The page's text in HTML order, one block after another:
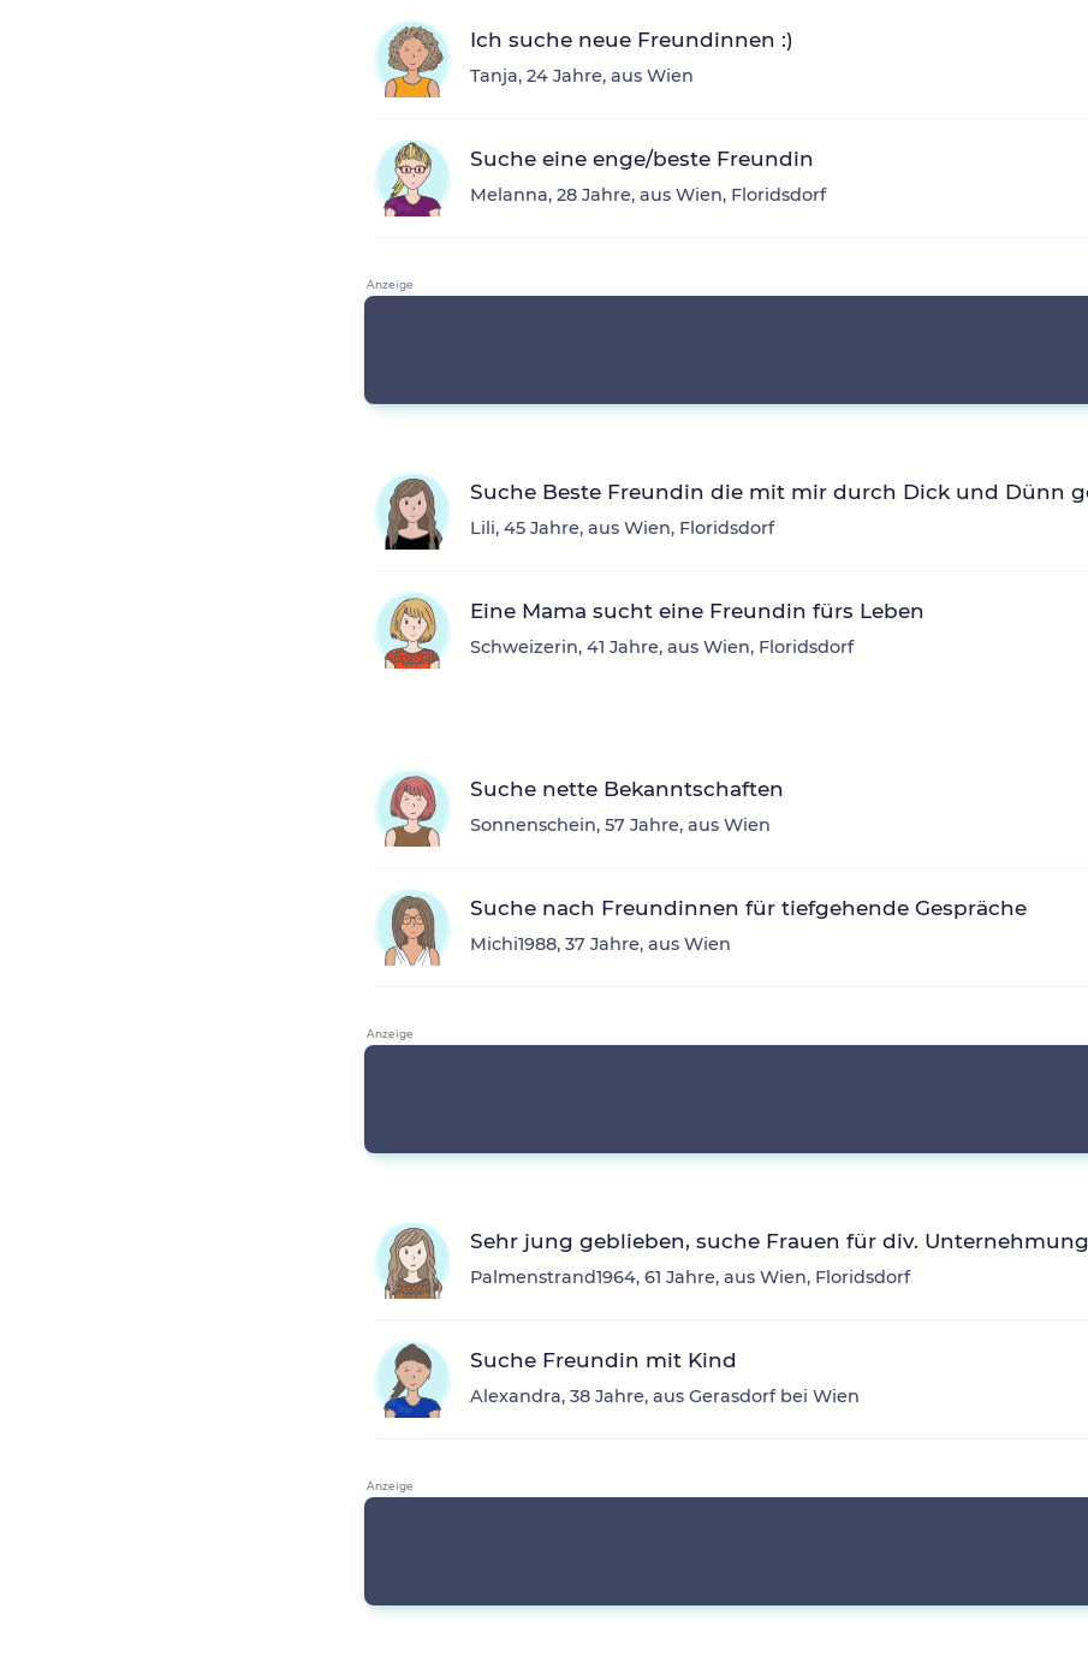
Ich suche neue Freundinnen :)
Tanja, 24 Jahre, aus Wien
Suche eine enge/beste Freundin
Melanna, 28 Jahre, aus Wien, Floridsdorf
Suche Beste Freundin die mit mir durch Dick und Dünn
Lili, 45 Jahre, aus Wien, Floridsdorf
Eine Mama sucht eine Freundin fürs Leben
Schweizerin, 41 Jahre, aus Wien, Floridsdorf
Suche nette Bekanntschaften
Sonnenschein, 57 Jahre, aus Wien
Suche nach Freundinnen für tiefgehende Gespräche
Michi1988, 37 Jahre, aus Wien
Sehr jung geblieben, suche Frauen für div.
Palmenstrand1964, 61 Jahre, aus Wien, Floridsdorf
Suche Freundin mit Kind
Alexandra, 38 Jahre, aus Gerasdorf bei Wien